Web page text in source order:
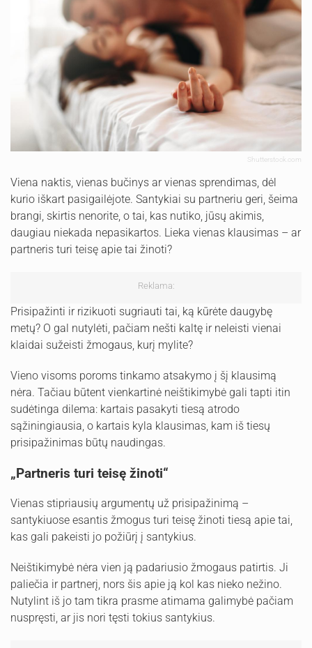
Shutterstock.com
Viena naktis, vienas bučinys ar vienas sprendimas, dėl
kurio iškart pasigailėjote. Santykiai su partneriu geri, šeima
brangi, skirtis nenorite, o tai, kas nutiko, jūsų akimis,
daugiau niekada nepasikartos. Lieka vienas klausimas – ar
partneris turi teisę apie tai žinoti?
Reklama:
Prisipažinti ir rizikuoti sugriauti tai, ką kūrėte daugybę
metų? O gal nutylėti, pačiam nešti kaltę ir neleisti vienai
klaidai sužeisti žmogaus, kurį mylite?
Vieno visoms poroms tinkamo atsakymo į šį klausimą
nėra. Tačiau būtent vienkartinė neištikimybė gali tapti itin
sudėtinga dilema: kartais pasakyti tiesą atrodo
sąžiningiausia, o kartais kyla klausimas, kam iš tiesų
prisipažinimas būtų naudingas.
„Partneris turi teisę žinoti“
Vienas stipriausių argumentų už prisipažinimą –
santykiuose esantis žmogus turi teisę žinoti tiesą apie tai,
kas gali pakeisti jo požiūrį į santykius.
Neištikimybė nėra vien ją padariusio žmogaus patirtis. Ji
paliečia ir partnerį, nors šis apie ją kol kas nieko nežino.
Nutylint iš jo tam tikra prasme atimama galimybė pačiam
nuspręsti, ar jis nori tęsti tokius santykius.